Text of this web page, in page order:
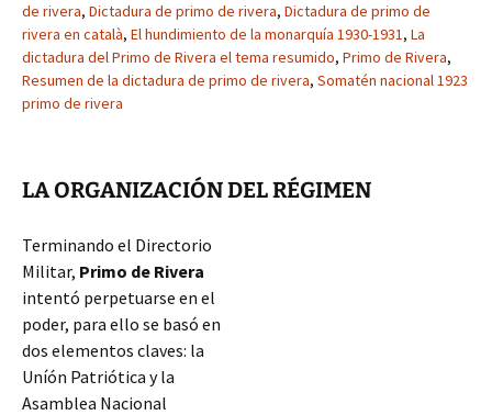
de rivera, Dictadura de primo de rivera, Dictadura de primo de
rivera en català, El hundimiento de la monarquía 1930-1931, La
dictadura del Primo de Rivera el tema resumido, Primo de Rivera,
Resumen de la dictadura de primo de rivera, Somatén nacional 1923
primo de rivera
LA ORGANIZACIÓN DEL RÉGIMEN
Terminando el Directorio
Militar, Primo de Rivera
intentó perpetuarse en el
poder, para ello se basó en
dos elementos claves: la
Uníón Patriótica y la
Asamblea Nacional